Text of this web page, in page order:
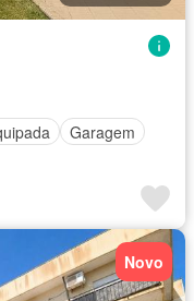
Garagem
Novo